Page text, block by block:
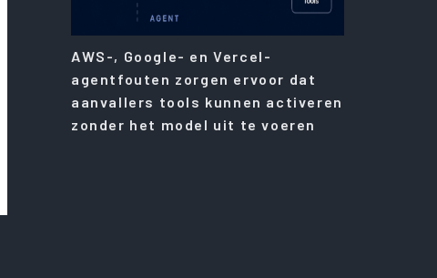
AWS-, Google- en Vercel-
agentfouten zorgen ervoor dat
aanvallers tools kunnen activeren
zonder het model uit te voeren